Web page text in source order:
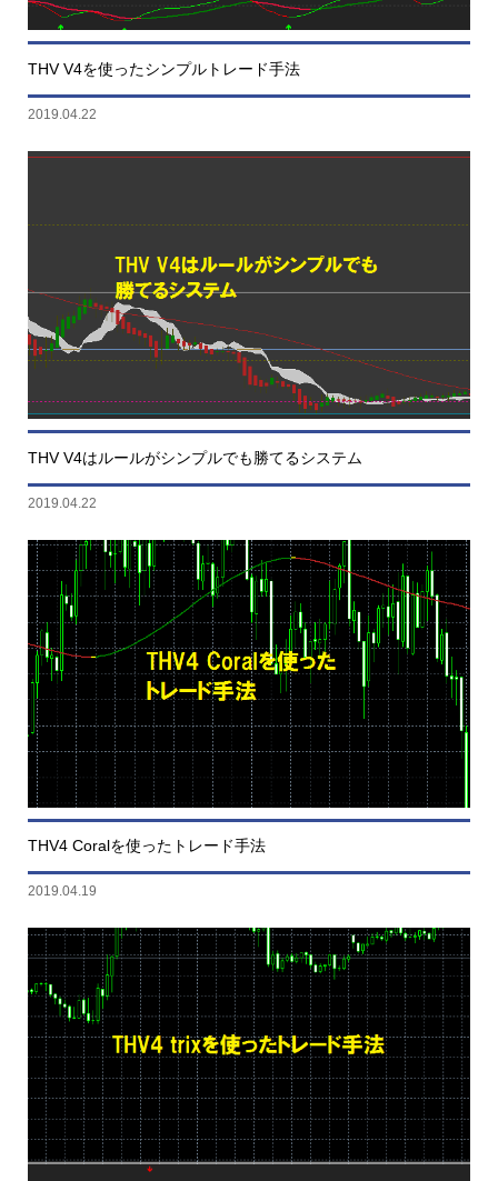
THV V4を使ったシンプルトレード手法
2019.04.22
THV V4はルールがシンプルでも勝てるシステム
2019.04.22
THV4 Coralを使ったトレード手法
2019.04.19